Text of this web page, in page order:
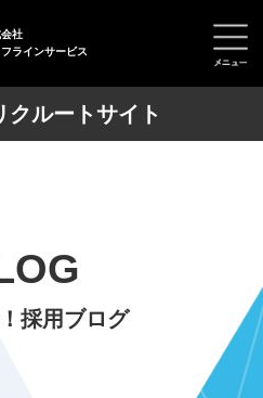
社
ラインサービス
クルートサイト
採用ブログ